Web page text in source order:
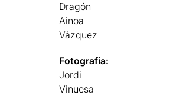
Dragón
Ainoa
Vázquez
Fotografia:
Jordi
Vinuesa